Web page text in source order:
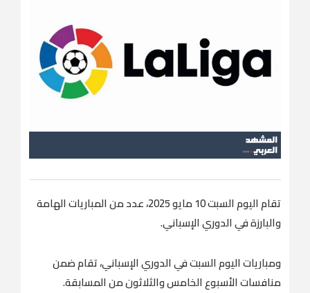
تقام اليوم السبت 10 مايو 2025، عدد من المباريات الهامة
والبارزة في الدوري الإسباني.
ومباريات اليوم السبت في الدوري الإسباني، تقام ضمن
منافسات الأسبوع الخامس والثلاثون من المسابقة.